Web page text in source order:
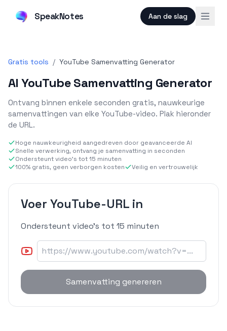
SpeakNotes Aan de slag
Gratis tools / YouTube Samenvatting Generator
AI YouTube Samenvatting Generator
Ontvang binnen enkele seconden gratis, nauwkeurige
samenvattingen van elke YouTube-video. Plak hieronder
de URL.
Hoge nauwkeurigheid aangedreven door geavanceerde AI
Snelle verwerking, ontvang je samenvatting in seconden
Ondersteunt video's tot 15 minuten
100% gratis, geen verborgen kosten
Veilig en vertrouwelijk
Voer YouTube-URL in
Ondersteunt video's tot 15 minuten
Samenvatting genereren